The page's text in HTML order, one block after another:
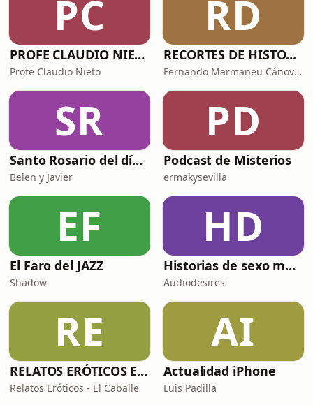
PC
PROFE CLAUDIO NIETO
Profe Claudio Nieto
RD
RECORTES DE HISTORIA Y CIENCIA
Fernando Marmaneu Cánovas
SR
Santo Rosario del día. 🙏 Reza con nosotros en castellano 🇪🇸
Belen y Javier
PD
Podcast de Misterios
ermakysevilla
EF
El Faro del JAZZ
Shadow
HD
Historias de sexo muy intensas y calientes
Audiodesires
RE
RELATOS ERÓTICOS El Caballero Oscuro
Relatos Eróticos - El Caballe
AI
Actualidad iPhone
Luis Padilla